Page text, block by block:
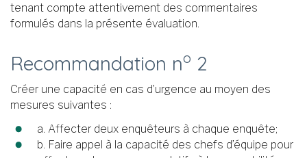
tenant compte attentivement des commentaires
formulés dans la présente évaluation.
Recommandation no 2
Créer une capacité en cas d’urgence au moyen des
mesures suivantes :
a. Affecter deux enquêteurs à chaque enquête;
b. Faire appel à la capacité des chefs d’équipe pour